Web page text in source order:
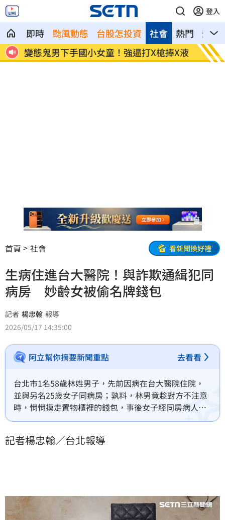
登入
即時 颱風動態 台股怎投資 熱門 影音
社會
畢
變態鬼男下手國小女童！強逼打X槍捧X液
白海
鍵
首頁 社會 看新聞換好禮
生病住進台大醫院！與詐欺通緝犯同
病房 妙齡女被偷名牌錢包
記者 楊忠翰 報導
2026/05/17 14:35:00
阿立幫你摘要新聞重點 去看看
台北市1名58歲林姓男子，先前因病在台大醫院住院，
並與另名25歲女子同病房；孰料，林男竟趁對方不注意
時，悄悄摸走置物櫃裡的錢包，事後女子經同房病人告
知，始知自己錢包遭竊，憤而報警處理；警方根據病歷
五股區逮人，全案訊後依竊盜罪嫌移送法辦。
記者楊忠翰／台北報導